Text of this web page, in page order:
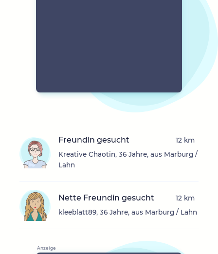
Freundin gesucht
Kreative Chaotin, 36 Jahre, aus Marburg /
Lahn
12 km
Nette Freundin gesucht
kleeblatt89, 36 Jahre, aus Marburg / Lahn
12 km